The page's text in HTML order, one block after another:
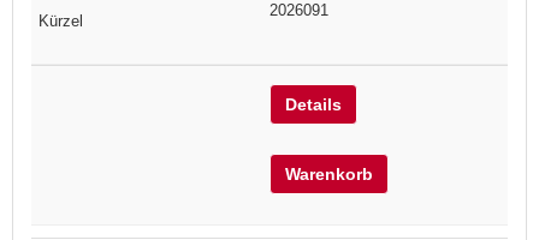
2026091
Details
Warenkorb